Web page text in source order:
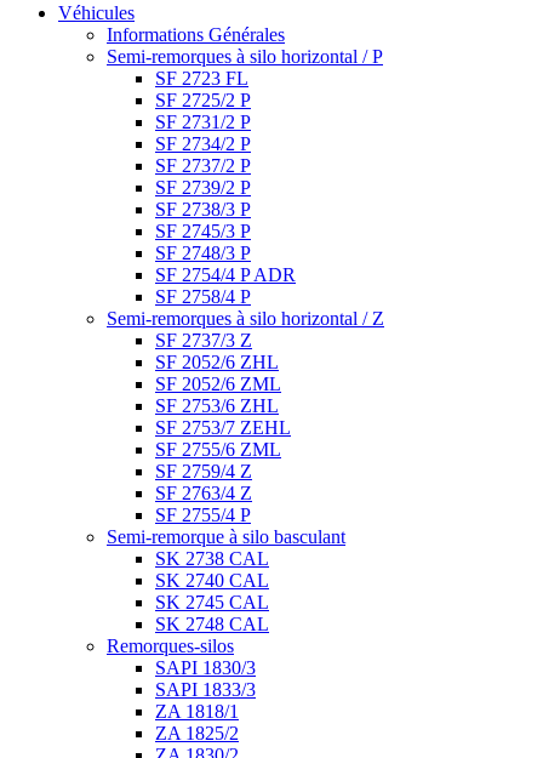
Véhicules
Informations Générales
Semi-remorques à silo horizontal / P
SF 2723 FL
SF 2725/2 P
SF 2731/2 P
SF 2734/2 P
SF 2737/2 P
SF 2739/2 P
SF 2738/3 P
SF 2745/3 P
SF 2748/3 P
SF 2754/4 P ADR
SF 2758/4 P
Semi-remorques à silo horizontal / Z
SF 2737/3 Z
SF 2052/6 ZHL
SF 2052/6 ZML
SF 2753/6 ZHL
SF 2753/7 ZEHL
SF 2755/6 ZML
SF 2759/4 Z
SF 2763/4 Z
SF 2755/4 P
Semi-remorque à silo basculant
SK 2738 CAL
SK 2740 CAL
SK 2745 CAL
SK 2748 CAL
Remorques-silos
SAPI 1830/3
SAPI 1833/3
ZA 1818/1
ZA 1825/2